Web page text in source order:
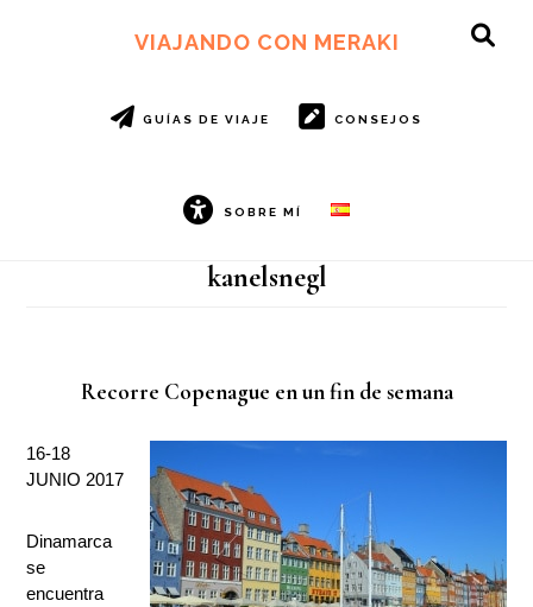
VIAJANDO CON MERAKI
GUÍAS DE VIAJE CONSEJOS
SOBRE MÍ
kanelsnegl
Recorre Copenague en un fin de semana
16-18
JUNIO 2017
Dinamarca
se
encuentra